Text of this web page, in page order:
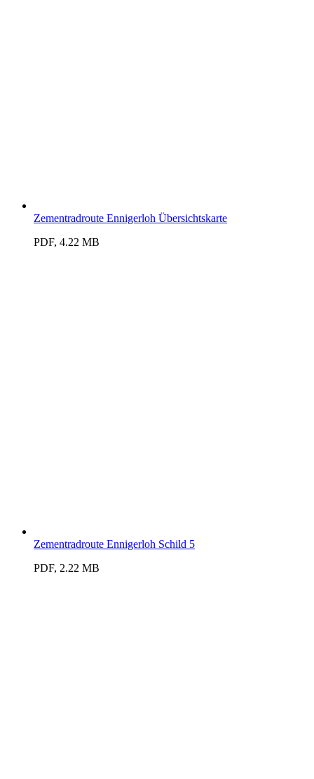
Zementradroute Ennigerloh Übersichtskarte
PDF, 4.22 MB
Zementradroute Ennigerloh Schild 5
PDF, 2.22 MB